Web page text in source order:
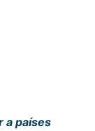
a países